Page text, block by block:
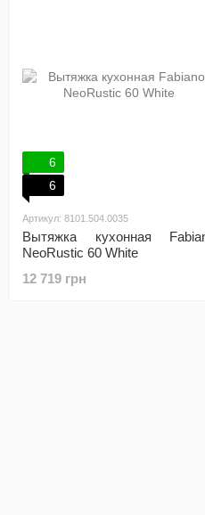
6
6
Артикул: 8101.504.0035
Вытяжка кухонная
NeoRustic 60 White
12 719 грн